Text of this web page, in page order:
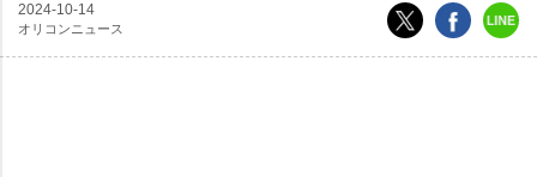
2024-10-14
オリコンニュース